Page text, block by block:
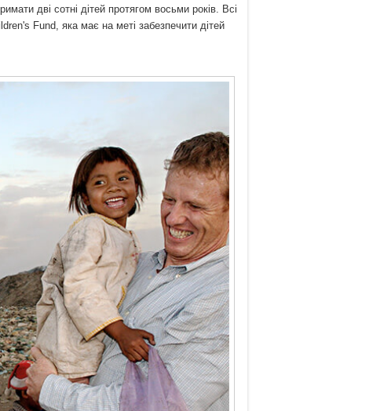
дві сотні дітей протягом восьми років. Всі
Fund, яка має на меті забезпечити дітей